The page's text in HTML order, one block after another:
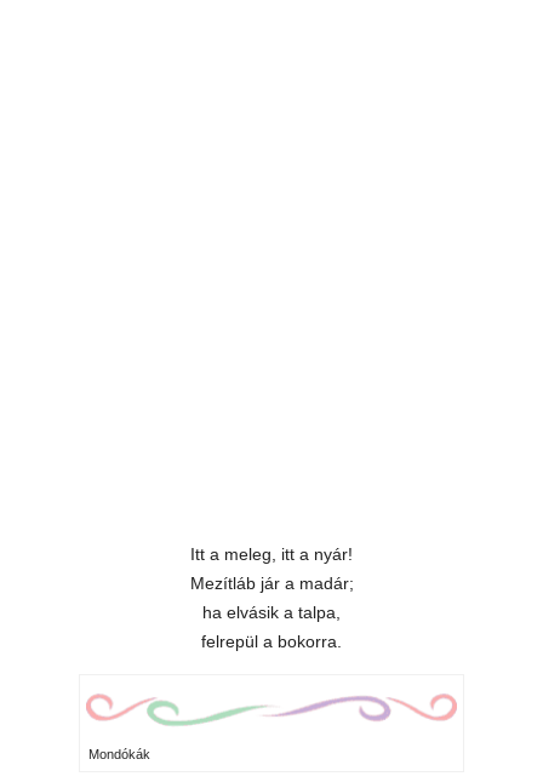
Itt a meleg, itt a nyár!
Mezítláb jár a madár;
ha elvásik a talpa,
felrepül a bokorra.
Mondókák